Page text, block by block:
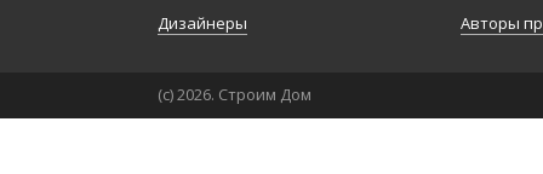
Дизайнеры
Авторы
(с) 2026. Строим Дом